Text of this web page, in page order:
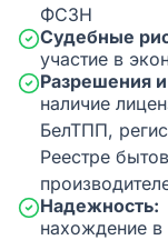
ФСЗН
Судебные
участие в
Разрешения
наличие
БелТПП,
Реестре
Надежность:
нахождение в